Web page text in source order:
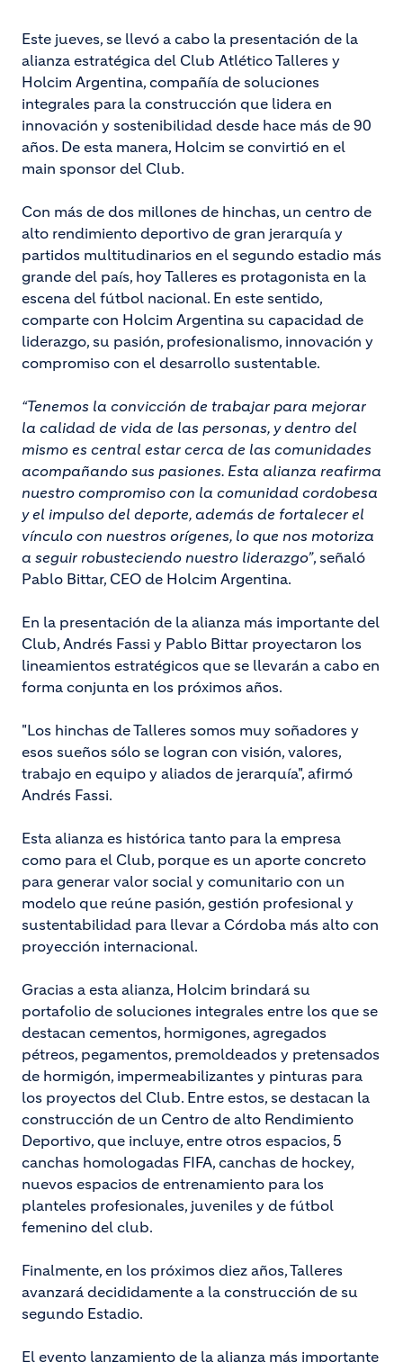
Este jueves, se llevó a cabo la presentación de la
alianza estratégica del Club Atlético Talleres y
Holcim Argentina, compañía de soluciones
integrales para la construcción que lidera en
innovación y sostenibilidad desde hace más de 90
años. De esta manera, Holcim se convirtió en el
main sponsor del Club.
Con más de dos millones de hinchas, un centro de
alto rendimiento deportivo de gran jerarquía y
partidos multitudinarios en el segundo estadio más
grande del país, hoy Talleres es protagonista en la
escena del fútbol nacional. En este sentido,
comparte con Holcim Argentina su capacidad de
liderazgo, su pasión, profesionalismo, innovación y
compromiso con el desarrollo sustentable.
“Tenemos la convicción de trabajar para mejorar
la calidad de vida de las personas, y dentro del
mismo es central estar cerca de las comunidades
acompañando sus pasiones. Esta alianza reafirma
nuestro compromiso con la comunidad cordobesa
y el impulso del deporte, además de fortalecer el
vínculo con nuestros orígenes, lo que nos motoriza
a seguir robusteciendo nuestro liderazgo”, señaló
Pablo Bittar, CEO de Holcim Argentina.
En la presentación de la alianza más importante del
Club, Andrés Fassi y Pablo Bittar proyectaron los
lineamientos estratégicos que se llevarán a cabo en
forma conjunta en los próximos años.
"Los hinchas de Talleres somos muy soñadores y
esos sueños sólo se logran con visión, valores,
trabajo en equipo y aliados de jerarquía", afirmó
Andrés Fassi.
Esta alianza es histórica tanto para la empresa
como para el Club, porque es un aporte concreto
para generar valor social y comunitario con un
modelo que reúne pasión, gestión profesional y
sustentabilidad para llevar a Córdoba más alto con
proyección internacional.
Gracias a esta alianza, Holcim brindará su
portafolio de soluciones integrales entre los que se
destacan cementos, hormigones, agregados
pétreos, pegamentos, premoldeados y pretensados
de hormigón, impermeabilizantes y pinturas para
los proyectos del Club. Entre estos, se destacan la
construcción de un Centro de alto Rendimiento
Deportivo, que incluye, entre otros espacios, 5
canchas homologadas FIFA, canchas de hockey,
nuevos espacios de entrenamiento para los
planteles profesionales, juveniles y de fútbol
femenino del club.
Finalmente, en los próximos diez años, Talleres
avanzará decididamente a la construcción de su
segundo Estadio.
El evento lanzamiento de la alianza más importante